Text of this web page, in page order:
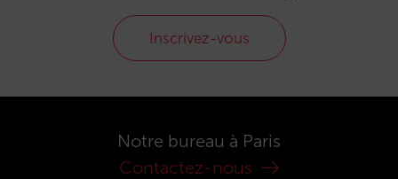
Inscrivez-vous
Notre bureau à Paris
Contactez-nous